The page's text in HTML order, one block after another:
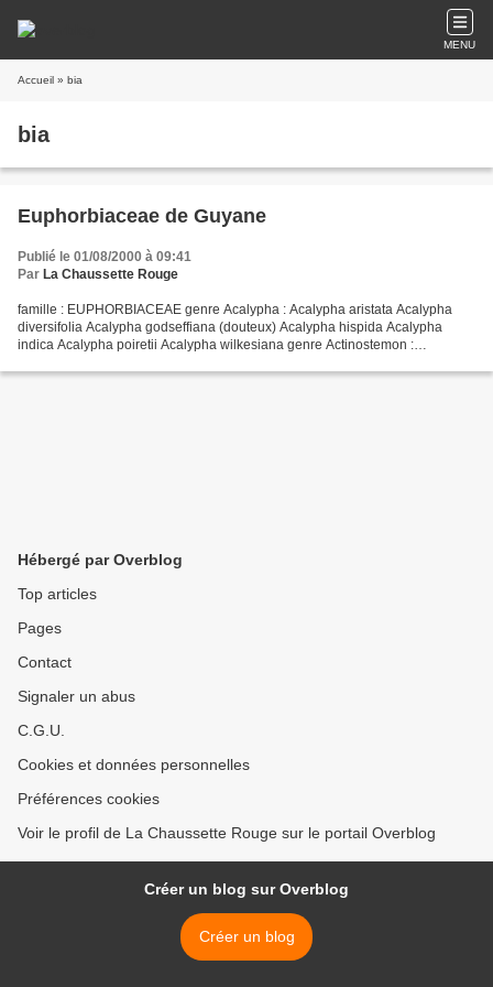
MENU
Accueil » bia
bia
Euphorbiaceae de Guyane
Publié le 01/08/2000 à 09:41
Par La Chaussette Rouge
famille : EUPHORBIACEAE genre Acalypha : Acalypha aristata Acalypha
diversifolia Acalypha godseffiana (douteux) Acalypha hispida Acalypha
indica Acalypha poiretii Acalypha wilkesiana genre Actinostemon :
Hébergé par Overblog
Top articles
Pages
Contact
Signaler un abus
C.G.U.
Cookies et données personnelles
Préférences cookies
Voir le profil de La Chaussette Rouge sur le portail Overblog
Créer un blog sur Overblog
Créer un blog